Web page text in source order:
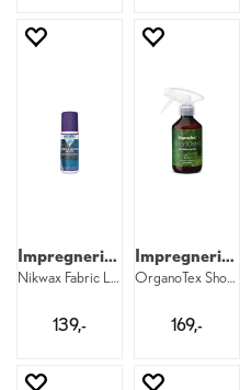
Impregnering for sko
Nikwax Fabric Leather Proof Spray 125 ml
139,-
Impregnering for sko
OrganoTex ShoeCare Waterproofing 300 ml
169,-